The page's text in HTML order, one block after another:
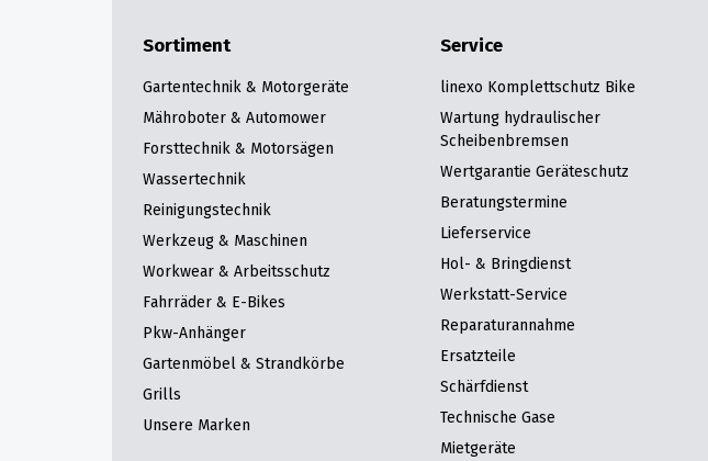
Sortiment
Gartentechnik & Motorgeräte
Mähroboter & Automower
Forsttechnik & Motorsägen
Wassertechnik
Reinigungstechnik
Werkzeug & Maschinen
Workwear & Arbeitsschutz
Fahrräder & E-Bikes
Pkw-Anhänger
Gartenmöbel & Strandkörbe
Grills
Unsere Marken
Service
linexo Komplettschutz Bike
Wartung hydraulischer
Scheibenbremsen
Wertgarantie Geräteschutz
Beratungstermine
Lieferservice
Hol- & Bringdienst
Werkstatt-Service
Reparaturannahme
Ersatzteile
Schärfdienst
Technische Gase
Mietgeräte